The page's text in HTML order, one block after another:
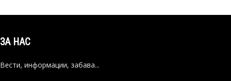
ЗА НАС
Вести, информации, забава...